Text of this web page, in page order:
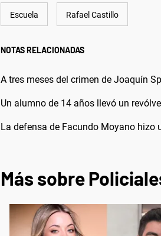
Escuela Rafael Castillo
NOTAS RELACIONADAS
A tres meses del crimen de Joaquín
Un alumno de 14 años llevó un
La defensa de Facundo Moyano hizo
Más sobre